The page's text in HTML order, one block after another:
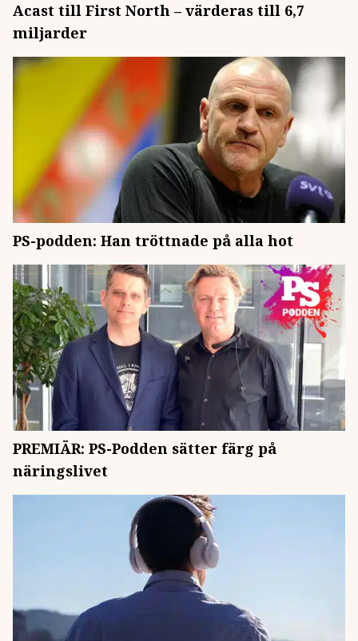
Acast till First North – värderas till 6,7
miljarder
PS-podden: Han tröttnade på alla hot
PREMIÄR: PS-Podden sätter färg på
näringslivet